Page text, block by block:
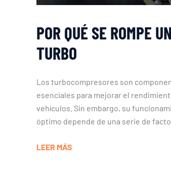
POR QUÉ SE ROMPE UN
TURBO
Los turbocompresores son
esenciales para mejorar el
vehículos. Sin embargo, su
óptimo depende de una serie de
LEER MÁS